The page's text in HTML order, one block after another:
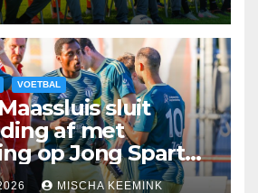
VOETBAL
sluit
af met
op Jong Sparta
MISCHA KEEMINK